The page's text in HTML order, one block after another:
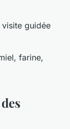
guidée
farine,